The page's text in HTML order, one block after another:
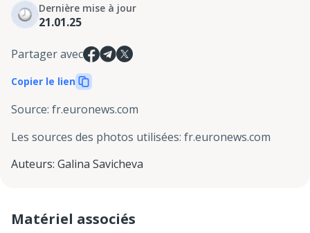
Dernière mise à jour
21.01.25
Partager avec
Copier le lien
Source: fr.euronews.com
Les sources des photos utilisées: fr.euronews.com
Auteurs: Galina Savicheva
Matériel associés